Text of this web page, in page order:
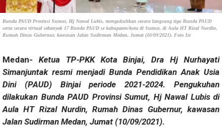
Bunda PAUD Provinsi Sumut, Hj Nawal Lubis, mengukuhkan secara langsung tiga Bunda PAUD
serta secara virtual sebanyak 17 Bunda PAUD se kabupaten/kota di Sumut, di Aula HT Rizal Nurdin,
Rumah Dinas Gubernur, kawasan Jalan Sudirman Medan, Jumat (10/09/2021). Foto Ist
Medan- Ketua TP-PKK Kota Binjai, Dra Hj Nurhayati
Simanjuntak resmi menjadi Bunda Pendidikan Anak Usia
Dini (PAUD) Binjai periode 2021-2024. Pengukuhan
dilakukan Bunda PAUD Provinsi Sumut, Hj Nawal Lubis di
Aula HT Rizal Nurdin, Rumah Dinas Gubernur, kawasan
Jalan Sudirman Medan, Jumat (10/09/2021).